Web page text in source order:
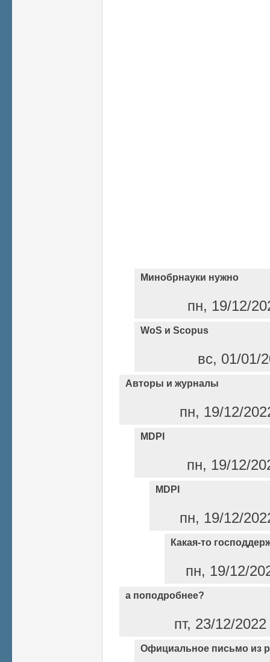
Минобрнауки нужно
пн, 19/12/
WoS и Scopus
вс, 01/01/
Авторы и журналы
пн, 19/12/
MDPI
пн, 19/12/
MDPI
пн, 19/12/
Какая-то
пн, 19/12/
а поподробнее?
пт, 23/12/
Официальное письмо из